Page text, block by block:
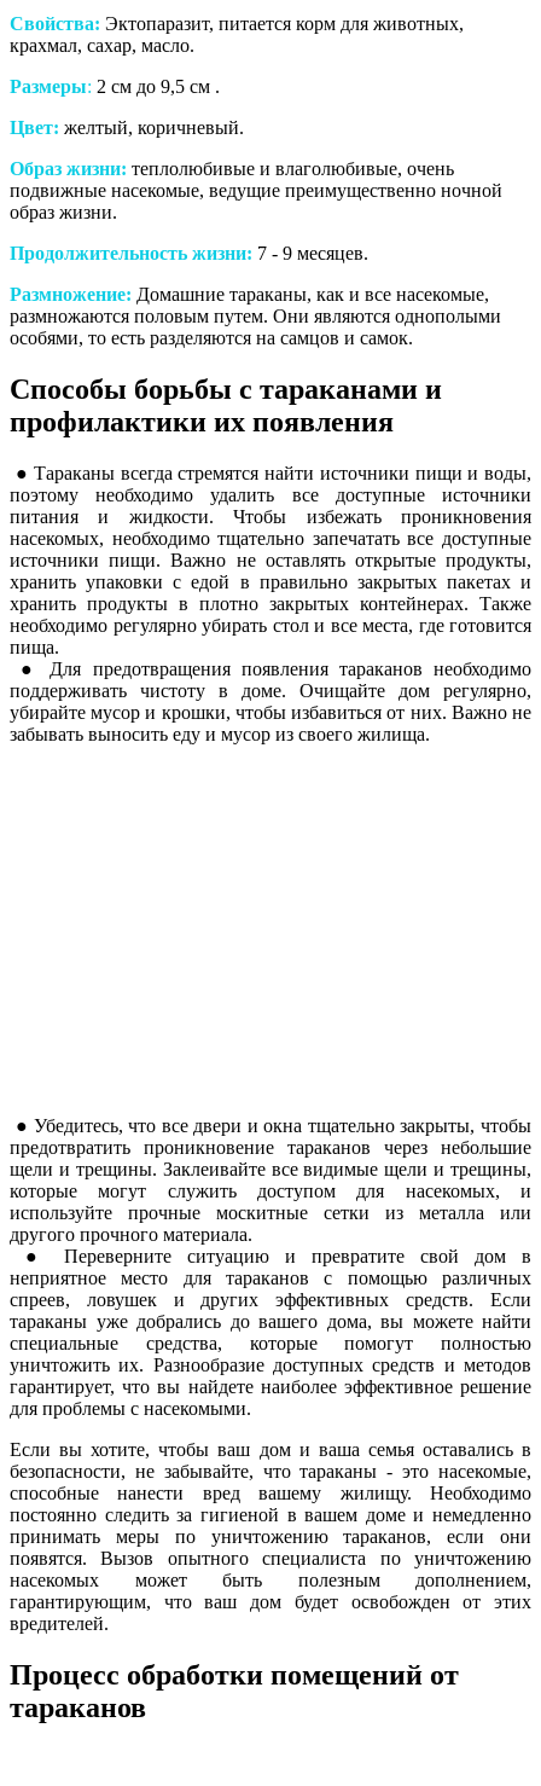
Свойства: Эктопаразит, питается корм для животных,
крахмал, сахар, масло.
Размеры: 2 см до 9,5 см .
Цвет: желтый, коричневый.
Образ жизни: теплолюбивые и влаголюбивые, очень
подвижные насекомые, ведущие преимущественно ночной
образ жизни.
Продолжительность жизни: 7 - 9 месяцев.
Размножение: Домашние тараканы, как и все насекомые,
размножаются половым путем. Они являются однополыми
особями, то есть разделяются на самцов и самок.
Способы борьбы с тараканами и
профилактики их появления
● Тараканы всегда стремятся найти источники пищи и воды,
поэтому необходимо удалить все доступные источники
питания и жидкости. Чтобы избежать проникновения
насекомых, необходимо тщательно запечатать все доступные
источники пищи. Важно не оставлять открытые продукты,
хранить упаковки с едой в правильно закрытых пакетах и
хранить продукты в плотно закрытых контейнерах. Также
необходимо регулярно убирать стол и все места, где готовится
пища.
● Для предотвращения появления тараканов необходимо
поддерживать чистоту в доме. Очищайте дом регулярно,
убирайте мусор и крошки, чтобы избавиться от них. Важно не
забывать выносить еду и мусор из своего жилища.
● Убедитесь, что все двери и окна тщательно закрыты, чтобы
предотвратить проникновение тараканов через небольшие
щели и трещины. Заклеивайте все видимые щели и трещины,
которые могут служить доступом для насекомых, и
используйте прочные москитные сетки из металла или
другого прочного материала.
● Переверните ситуацию и превратите свой дом в
неприятное место для тараканов с помощью различных
спреев, ловушек и других эффективных средств. Если
тараканы уже добрались до вашего дома, вы можете найти
специальные средства, которые помогут полностью
уничтожить их. Разнообразие доступных средств и методов
гарантирует, что вы найдете наиболее эффективное решение
для проблемы с насекомыми.
Если вы хотите, чтобы ваш дом и ваша семья оставались в
безопасности, не забывайте, что тараканы - это насекомые,
способные нанести вред вашему жилищу. Необходимо
постоянно следить за гигиеной в вашем доме и немедленно
принимать меры по уничтожению тараканов, если они
появятся. Вызов опытного специалиста по уничтожению
насекомых может быть полезным дополнением,
гарантирующим, что ваш дом будет освобожден от этих
вредителей.
Процесс обработки помещений от
тараканов